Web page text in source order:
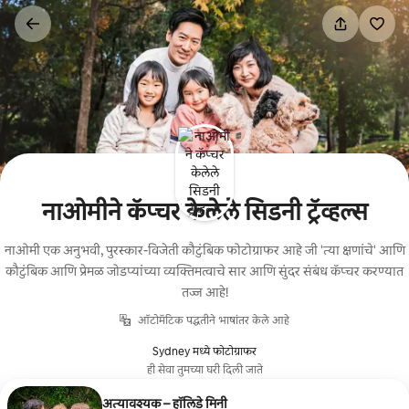
कंटेंटवर
जा
नाओमीने कॅप्चर केलेले सिडनी ट्रॅव्हल्स
नाओमी एक अनुभवी, पुरस्कार-विजेती कौटुंबिक फोटोग्राफर आहे जी 'त्या क्षणांचे' आणि
कौटुंबिक आणि प्रेमळ जोडप्यांच्या व्यक्तिमत्वाचे सार आणि सुंदर संबंध कॅप्चर करण्यात
तज्ज आहे!
ऑटोमॅटिक पद्धतीने भाषांतर केले आहे
Sydney मध्ये फोटोग्राफर
ही सेवा तुमच्या घरी दिली जाते
अत्यावश्यक – हॉलिडे मिनी